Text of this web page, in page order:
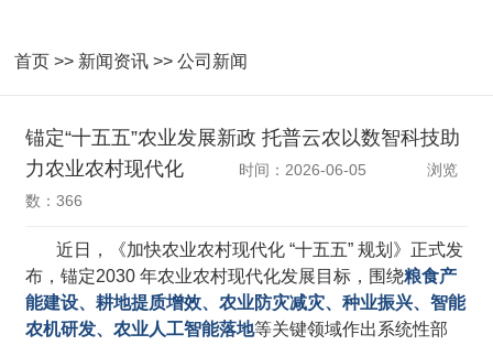
首页 >> 新闻资讯 >>公司新闻
锚定“十五五”农业发展新政 托普云农以数智科技助
力农业农村现代化
时间：2026-06-05
浏览
数：366
近日，《加快农业农村现代化 “十五五” 规划》正式发
布，锚定2030 年农业农村现代化发展目标，围绕粮食产
能建设、耕地提质增效、农业防灾减灾、种业振兴、智能
农机研发、农业人工智能落地等关键领域作出系统性部